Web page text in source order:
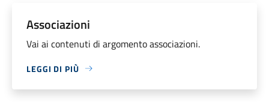
Associazioni
Vai ai contenuti di argomento associazioni.
LEGGI DI PIÙ